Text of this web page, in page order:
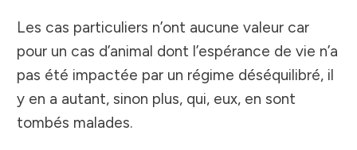
Les cas particuliers n’ont aucune valeur car
pour un cas d’animal dont l’espérance de vie n’a
pas été impactée par un régime déséquilibré, il
y en a autant, sinon plus, qui, eux, en sont
tombés malades.